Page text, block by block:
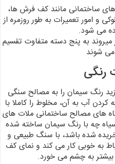
ساختمانی مانند کف فرش ها،
و امور تعمیرات به طور روزمره از
می شود.
میروند به پنج دسته متفاوت تقسیم
شوند
رنگی
رنگ سیمان را به مصالح سنگی
کردن آب به آن، مخلوط را کاملا با
های مصالح ساختمانی ملات های
چه با رنگ سیمان ساخته شده
شده باشد، با سنگ طبیعی و
به خوبی کار می کند و نمای کف
بیشتر به چشممی خورد.